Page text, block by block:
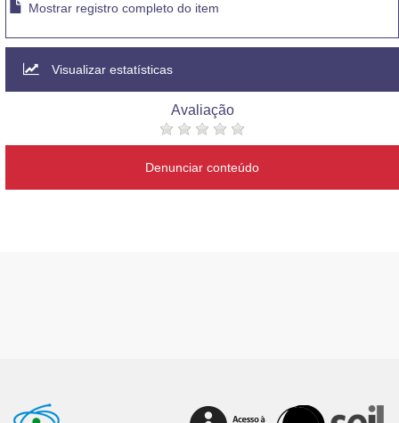
Mostrar registro completo do item
Visualizar estatísticas
Avaliação
Denunciar conteúdo